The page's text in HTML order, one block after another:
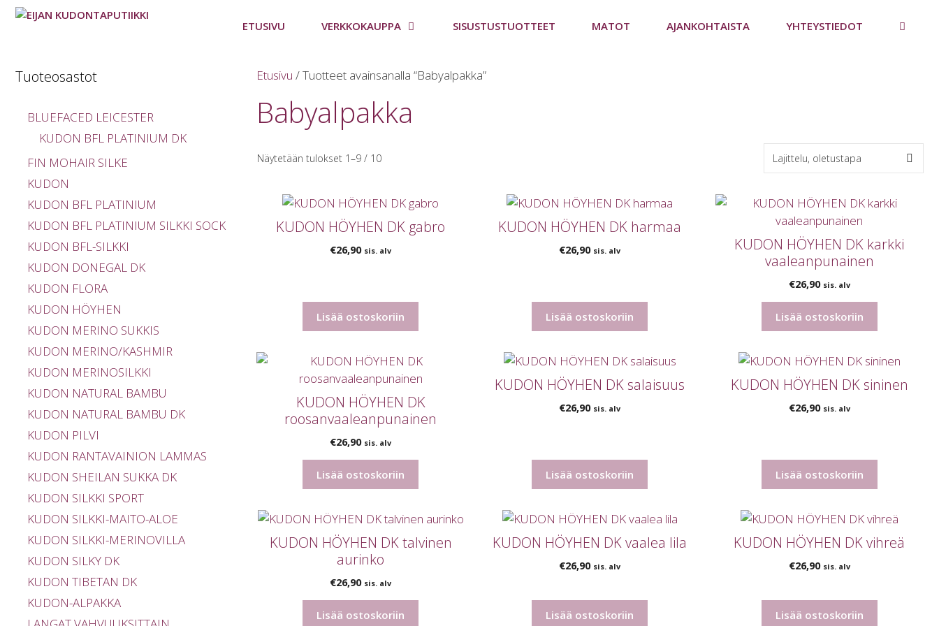
Siirry
sisältöön
ETUSIVU VERKKOKAUPPA SISUSTUSTUOTTEET MATOT AJANKOHTAISTA YHTEYSTIEDOT
Etusivu / Tuotteet avainsanalla “Babyalpakka”
Babyalpakka
Näytetään tulokset 1–9 / 10
KUDON HÖYHEN DK gabro
€26,90 sis. alv
Lisää ostoskoriin
KUDON HÖYHEN DK harmaa
€26,90 sis. alv
Lisää ostoskoriin
KUDON HÖYHEN DK karkki
vaaleanpunainen
€26,90 sis. alv
Lisää ostoskoriin
KUDON HÖYHEN DK
roosanvaaleanpunainen
€26,90 sis. alv
Lisää ostoskoriin
KUDON HÖYHEN DK salaisuus
€26,90 sis. alv
Lisää ostoskoriin
KUDON HÖYHEN DK sininen
€26,90 sis. alv
Lisää ostoskoriin
KUDON HÖYHEN DK talvinen
aurinko
€26,90 sis. alv
Lisää ostoskoriin
KUDON HÖYHEN DK vaalea lila
€26,90 sis. alv
Lisää ostoskoriin
KUDON HÖYHEN DK vihreä
€26,90 sis. alv
Lisää ostoskoriin
Tuoteosastot
BLUEFACED LEICESTER
KUDON BFL PLATINIUM DK
FIN MOHAIR SILKE
KUDON
KUDON BFL PLATINIUM
KUDON BFL PLATINIUM SILKKI SOCK
KUDON BFL-SILKKI
KUDON DONEGAL DK
KUDON FLORA
KUDON HÖYHEN
KUDON MERINO SUKKIS
KUDON MERINO/KASHMIR
KUDON MERINOSILKKI
KUDON NATURAL BAMBU
KUDON NATURAL BAMBU DK
KUDON PILVI
KUDON RANTAVAINION LAMMAS
KUDON SHEILAN SUKKA DK
KUDON SILKKI SPORT
KUDON SILKKI-MAITO-ALOE
KUDON SILKKI-MERINOVILLA
KUDON SILKY DK
KUDON TIBETAN DK
KUDON-ALPAKKA